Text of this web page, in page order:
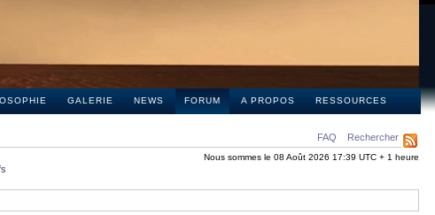
GALERIE NEWS FORUM A PROPOS RESSOURCES
FAQ Rechercher
Nous sommes le 08 Août 2026 17:39 UTC + 1 heure